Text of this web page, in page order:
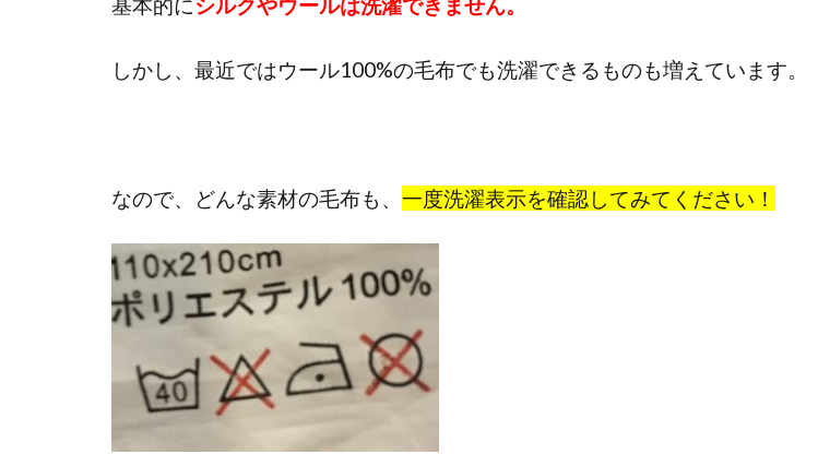
基本的にシルクやウールは洗濯できません。
しかし、最近ではウール100%の毛布でも洗濯できるものも増えています。
なので、どんな素材の毛布も、 一度洗濯表示を確認してみてください！